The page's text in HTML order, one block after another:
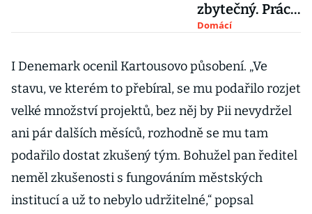
zbytečný. Práce
z domova šetří
peníze, tvrdí
firmy
Domácí
I Denemark ocenil Kartousovo působení. „Ve
stavu, ve kterém to přebíral, se mu podařilo rozjet
velké množství projektů, bez něj by Pii nevydržel
ani pár dalších měsíců, rozhodně se mu tam
podařilo dostat zkušený tým. Bohužel pan ředitel
neměl zkušenosti s fungováním městských
institucí a už to nebylo udržitelné,“ popsal